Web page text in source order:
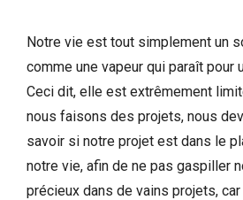
Notre vie est tout simplement un
comme une vapeur qui paraît pour
Ceci dit, elle est extrêmement
nous faisons des projets, nous
savoir si notre projet est dans le
notre vie, afin de ne pas gaspiller
précieux dans de vains projets, car